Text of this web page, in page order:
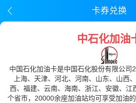
卡券兑换
中石化加油
中国石化加油卡是中国石化股份有限公司
上海、天津、河北、河南、山东、山西
西、福建、云南、海南、浙江、安徽、江
个省市，20000余座加油站均可享受加油